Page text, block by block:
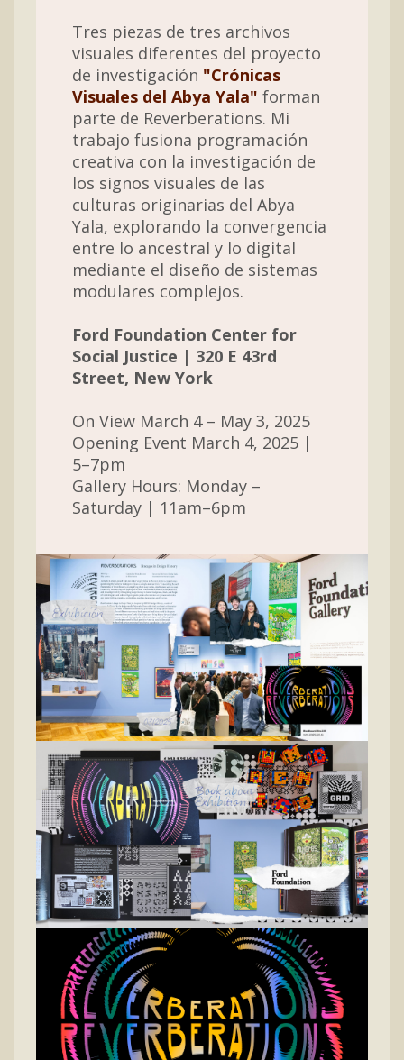
Tres piezas de tres archivos
visuales diferentes del proyecto
de investigación "Crónicas
Visuales del Abya Yala" forman
parte de Reverberations. Mi
trabajo fusiona programación
creativa con la investigación de
los signos visuales de las
culturas originarias del Abya
Yala, explorando la convergencia
entre lo ancestral y lo digital
mediante el diseño de sistemas
modulares complejos.
Ford Foundation Center for
Social Justice | 320 E 43rd
Street, New York
On View March 4 – May 3, 2025
Opening Event March 4, 2025 |
5–7pm
Gallery Hours: Monday –
Saturday | 11am–6pm